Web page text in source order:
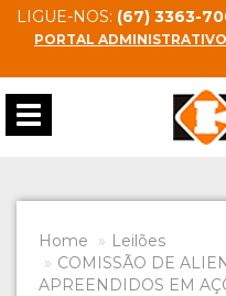
LIGUE-NOS: (67) 3363-
PORTAL ADMINISTRATIVO
Toggle
navigation
Home
Leilões
COMISSÃO DE
APREENDIDOS EM